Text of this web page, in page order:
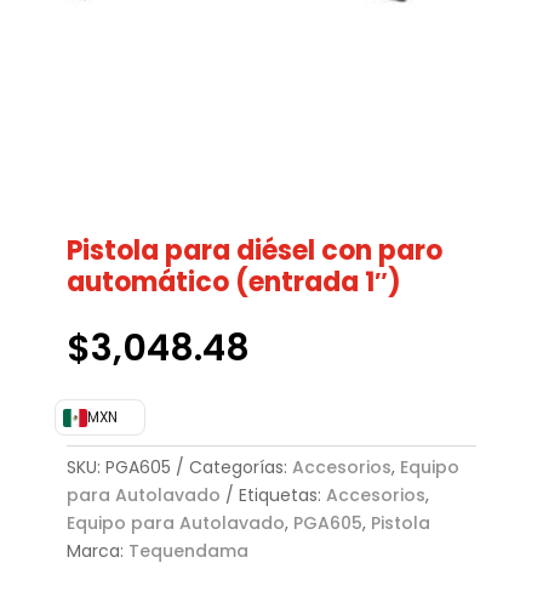
Pistola para diésel con paro
automático (entrada 1″)
$3,048.48
MXN
SKU: PGA605 Categorías: Accesorios, Equipo
para Autolavado
Etiquetas: Accesorios,
Equipo para Autolavado, PGA605, Pistola
Marca: Tequendama